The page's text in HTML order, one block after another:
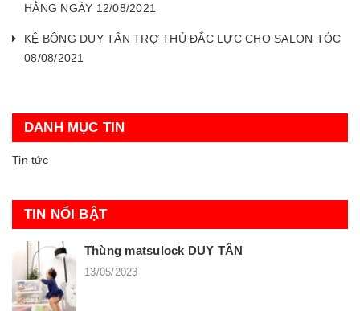
HẰNG NGÀY 12/08/2021
KỆ BÔNG DUY TÂN TRỢ THỦ ĐẮC LỰC CHO SALON TÓC
08/08/2021
DANH MỤC TIN
Tin tức
TIN NỔI BẬT
Thùng matsulock DUY TÂN
13/05/2023